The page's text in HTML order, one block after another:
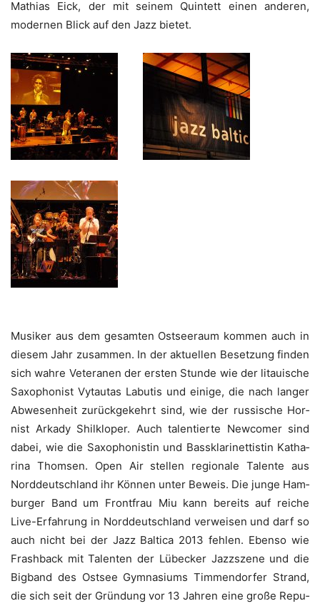
Mathi­as Eick, der mit sei­nem Quin­tett einen ande­ren,
moder­nen Blick auf den Jazz bietet.
Musi­ker aus dem gesam­ten Ost­see­raum kom­men auch in
die­sem Jahr zusam­men. In der aktu­el­len Beset­zung fin­den
sich wah­re Vete­ra­nen der ers­ten Stun­de wie der litaui­sche
Saxo­pho­nist Vytau­tas Labu­tis und eini­ge, die nach lan­ger
Abwe­sen­heit zurück­ge­kehrt sind, wie der rus­si­sche Hor­
nist Arka­dy Shil­kloper. Auch talen­tier­te New­co­mer sind
dabei, wie die Saxo­pho­nis­tin und Bass­kla­ri­net­tis­tin Katha­
ri­na Thom­sen. Open Air stel­len regio­na­le Talen­te aus
Nord­deutsch­land ihr Kön­nen unter Beweis. Die jun­ge Ham­
bur­ger Band um Front­frau Miu kann bereits auf rei­che
Live-Erfah­rung in Nord­deutsch­land ver­wei­sen und darf so
auch nicht bei der Jazz Bal­ti­ca 2013 feh­len. Eben­so wie
Frash­back mit Talen­ten der Lübe­cker Jazz­sze­ne und die
Big­band des Ost­see Gym­na­si­ums Tim­men­dor­fer Strand,
die sich seit der Grün­dung vor 13 Jah­ren eine gro­ße Repu­